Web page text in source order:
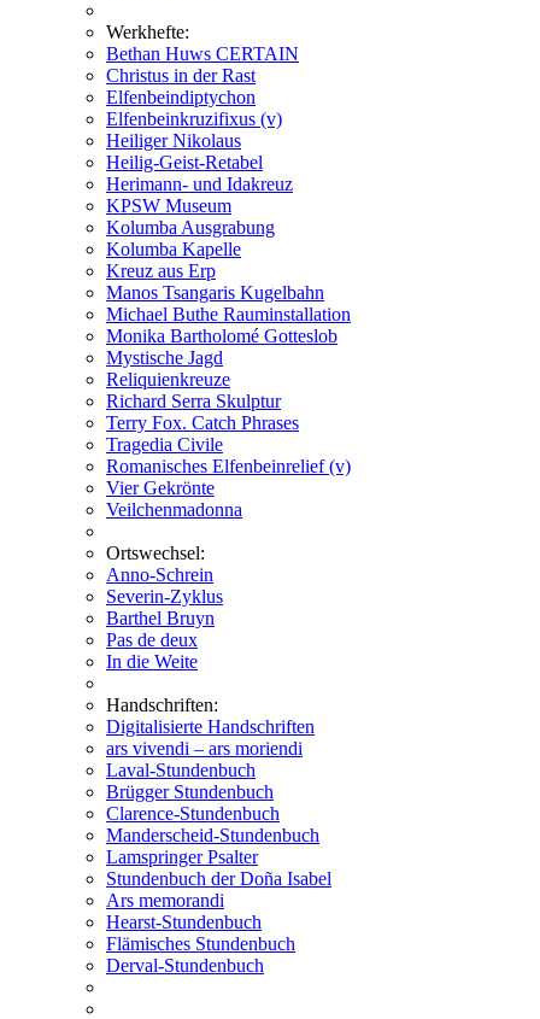
Werkhefte:
Bethan Huws CERTAIN
Christus in der Rast
Elfenbeindiptychon
Elfenbeinkruzifixus (v)
Heiliger Nikolaus
Heilig-Geist-Retabel
Herimann- und Idakreuz
KPSW Museum
Kolumba Ausgrabung
Kolumba Kapelle
Kreuz aus Erp
Manos Tsangaris Kugelbahn
Michael Buthe Rauminstallation
Monika Bartholomé Gotteslob
Mystische Jagd
Reliquienkreuze
Richard Serra Skulptur
Terry Fox. Catch Phrases
Tragedia Civile
Romanisches Elfenbeinrelief (v)
Vier Gekrönte
Veilchenmadonna
Ortswechsel:
Anno-Schrein
Severin-Zyklus
Barthel Bruyn
Pas de deux
In die Weite
Handschriften:
Digitalisierte Handschriften
ars vivendi – ars moriendi
Laval-Stundenbuch
Brügger Stundenbuch
Clarence-Stundenbuch
Manderscheid-Stundenbuch
Lamspringer Psalter
Stundenbuch der Doña Isabel
Ars memorandi
Hearst-Stundenbuch
Flämisches Stundenbuch
Derval-Stundenbuch